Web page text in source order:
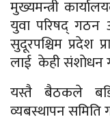
मुख्यमन्त्री
युवा परिषद्
सुदूरपश्चिम प्रदेश
लाई केही संशाेधन
यस्तै बैठकले
व्यबस्थापन